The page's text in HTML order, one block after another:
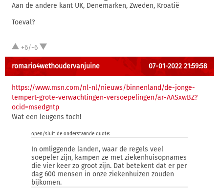
Aan de andere kant UK, Denemarken, Zweden, Kroatië
Toeval?
+6/-6
romario4wethoudervanjuine 07-01-2022 21:59:58
https://www.msn.com/nl-nl/nieuws/binnenland/de-jonge-
tempert-grote-verwachtingen-versoepelingen/ar-AASxwBZ?
ocid=msedgntp
Wat een leugens toch!
open/sluit de onderstaande quote:
In omliggende landen, waar de regels veel
soepeler zijn, kampen ze met ziekenhuisopnames
die vier keer zo groot zijn. Dat betekent dat er per
dag 600 mensen in onze ziekenhuizen zouden
bijkomen.